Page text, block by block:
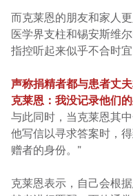
而克莱恩的朋友和家人
医学界支柱和锡安斯维
指控听起来似乎不合时宜
声称捐精者都与患者丈
克莱恩：我没记录他们
与此同时，当克莱恩其
他写信以寻求答案时，
赠者的身份。”
克莱恩表示，自己会根